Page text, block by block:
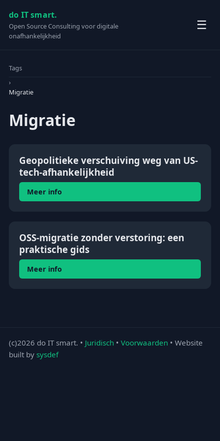
do IT smart.
Open Source Consulting voor digitale
onafhankelijkheid
☰
Tags
›
Migratie
Migratie
Geopolitieke verschuiving weg van US-
tech-afhankelijkheid
Meer info
OSS-migratie zonder verstoring: een
praktische gids
Meer info
(c)2026 do IT smart. • Juridisch • Voorwaarden • Website
built by sysdef